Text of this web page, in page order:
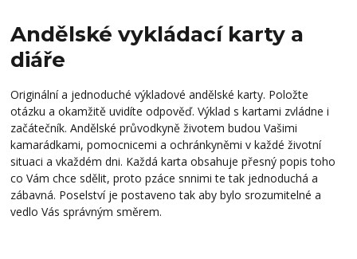
Andělské vykládací karty a
diáře
Originální a jednoduché výkladové andělské karty. Položte
otázku a okamžitě uvidíte odpověď. Výklad s kartami zvládne i
začátečník. Andělské průvodkyně životem budou Vašimi
kamarádkami, pomocnicemi a ochránkyněmi v každé životní
situaci a vkaždém dni. Každá karta obsahuje přesný popis toho
co Vám chce sdělit, proto pzáce snnimi te tak jednoduchá a
zábavná. Poselství je postaveno tak aby bylo srozumitelné a
vedlo Vás správným směrem.